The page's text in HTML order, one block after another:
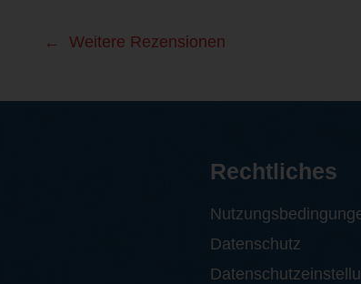
Weitere Rezensionen
Rechtliches
Datenschutz